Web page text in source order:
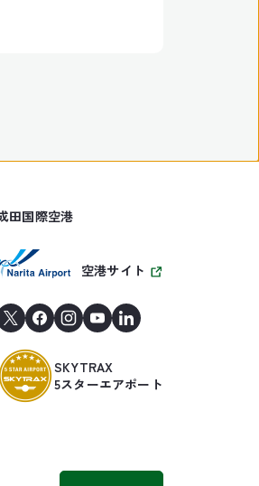
田国際空港
空港サイト
SKYTRAX
5スターエアポート